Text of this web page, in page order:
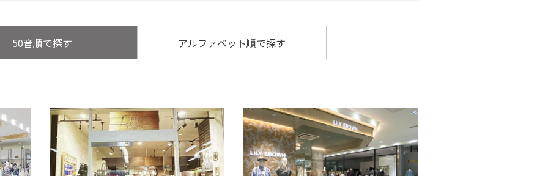
50音順で探す アルファベット順で探す